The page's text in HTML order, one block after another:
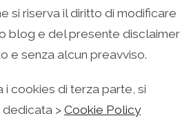
si riserva il diritto di modificare
blog e del presente disclaimer
e senza alcun preavviso.
i cookies di terza parte, si
dedicata >Cookie Policy